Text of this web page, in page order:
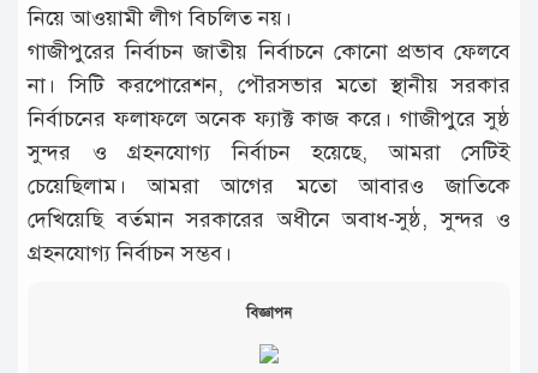
নিয়ে আওয়ামী লীগ বিচলিত নয়।
গাজীপুরের নির্বাচন জাতীয় নির্বাচনে কোনো প্রভাব ফেলবে
না। সিটি করপোরেশন, পৌরসভার মতো স্থানীয় সরকার
নির্বাচনের ফলাফলে অনেক ফ্যাক্ট কাজ করে। গাজীপুরে সুষ্ঠ
সুন্দর ও গ্রহনযোগ্য নির্বাচন হয়েছে, আমরা সেটিই
চেয়েছিলাম। আমরা আগের মতো আবারও জাতিকে
দেখিয়েছি বর্তমান সরকারের অধীনে অবাধ-সুষ্ঠ, সুন্দর ও
গ্রহনযোগ্য নির্বাচন সম্ভব।
বিজ্ঞাপন